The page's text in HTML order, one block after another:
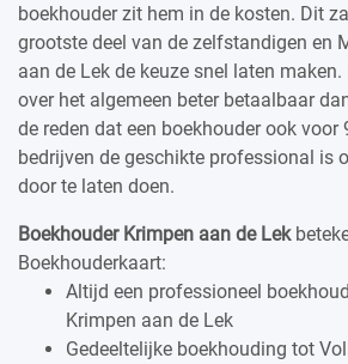
boekhouder zit hem in de kosten. Dit
grootste deel van de zelfstandigen en
aan de Lek de keuze snel laten
over het algemeen beter betaalbaar
de reden dat een boekhouder ook voor
bedrijven de geschikte professional is
door te laten doen.
Boekhouder Krimpen aan de Lek
Boekhouderkaart:
Altijd een professioneel
Krimpen aan de Lek
Gedeeltelijke boekhouding tot